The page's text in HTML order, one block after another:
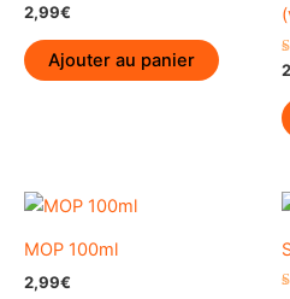
Note
5.00
sur 5
2,99€
Ajouter au panier
MOP 100ml
2,99€